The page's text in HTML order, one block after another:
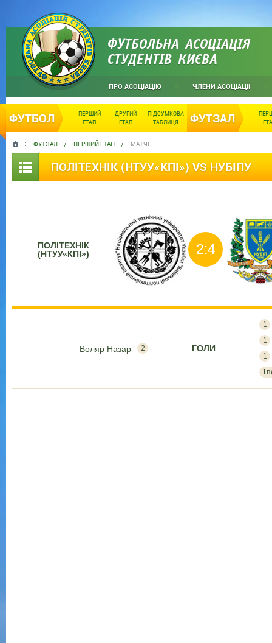
ФУТБОЛЬНА АСОЦІАЦІЯ
СТУДЕНТІВ КИЄВА
ПРО АСОЦІАЦІЮ ЧЛЕНИ АСОЦІАЦІЇ
ФУТБОЛ
ПЕРШИЙ
ЕТАП
ДРУГИЙ
ЕТАП
ПІДСУМКОВА
ТАБЛИЦЯ
ФУТЗАЛ
ФУТЗАЛ ПЕРШИЙ ЕТАП МАТЧІ
ПОЛІТЕХНІК (НТУУ«КПІ») VS НУБІПУ
ПОЛІТЕХНІК
(НТУУ«КПІ»)
2:4
2
Воляр Назар ГОЛИ
1
1
1